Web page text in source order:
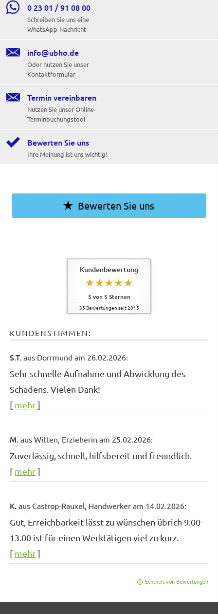
 0 23 01 / 91 08 00
Schreiben Sie uns eine
WhatsApp-Nachricht
 info@ubho.de
Oder nutzen Sie unser
Kontaktformular
 Termin ver­ein­baren
Nutzen Sie unser Online-
Terminbuchungstool
 Bewerten Sie uns
Ihre Meinung ist uns wichtig!
Bewerten Sie uns
Kundenbewertung
5 von5 Sternen
35 Bewertungen seit 2015
KUNDENSTIMMEN:
S.T. aus Dorrmund am 26.02.2026:
Sehr schnelle Aufnahme und Abwicklung des
Schadens. Vielen Dank!
[ mehr]
M. aus Witten, Erzieherin am 25.02.2026:
Zuverlässig, schnell, hilfsbereit und freundlich.
[ mehr]
K. aus Castrop-Rauxel, Handwerker am 14.02.2026:
Gut, Erreichbarkeit lässt zu wünschen übrich 9.00-
13.00 ist für einen Werktätigen viel zu kurz.
[ mehr]
Echtheit von Bewertungen